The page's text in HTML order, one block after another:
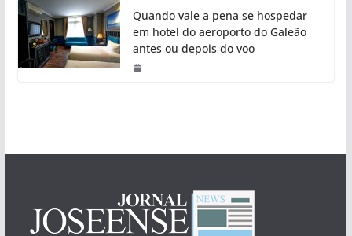
Quando vale a pena se hospedar
em hotel do aeroporto do Galeão
antes ou depois do voo